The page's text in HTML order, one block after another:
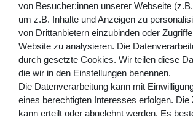
Abonnieren
** Hierbei handelt es
Bezahlen Sie bequem per
von Besucher:innen unserer Webseite
um z.B. Inhalte und Anzeigen zu
von Drittanbietern einzubinden oder
Website zu analysieren. Die
durch gesetzte Cookies. Wir teilen diese
die wir in den Einstellungen benennen.
Die Datenverarbeitung kann mit
eines berechtigten Interesses erfolgen. Die
kann erteilt oder abgelehnt werden. Es